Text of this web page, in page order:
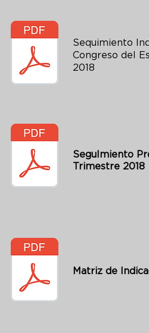
Sequimiento
Congreso del
SeguImiento
Trimestre 2018
Matriz de